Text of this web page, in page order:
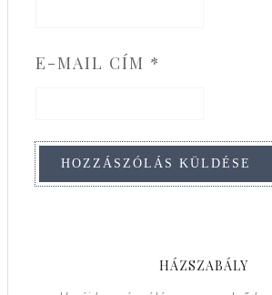
E-MAIL CÍM *
HÁZSZABÁLY